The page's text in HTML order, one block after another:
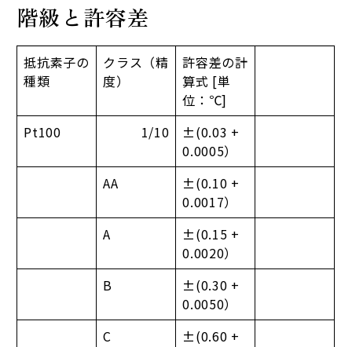
階級と許容差
抵抗素子の
種類
クラス（精
度）
許容差の計
算式 [単
位：℃]
Pt100
1/10
±(0.03 +
0.0005）
AA
±(0.10 +
0.0017）
A
±(0.15 +
0.0020）
B
±(0.30 +
0.0050）
C
±(0.60 +